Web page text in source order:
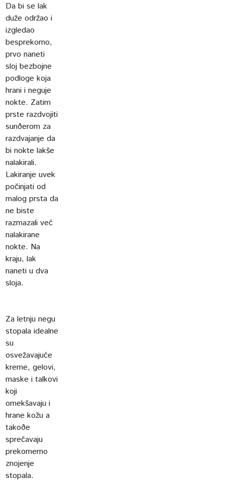
Da bi se lak
duže održao i
izgledao
besprekorno,
prvo naneti
sloj bezbojne
podloge koja
hrani i neguje
nokte. Zatim
prste razdvojiti
sunðerom za
razdvajanje da
bi nokte lakše
nalakirali.
Lakiranje uvek
počinjati od
malog prsta da
ne biste
razmazali već
nalakirane
nokte. Na
kraju, lak
naneti u dva
sloja.
Za letnju negu
stopala idealne
su
osvežavajuće
kreme, gelovi,
maske i talkovi
koji
omekšavaju i
hrane kožu a
takoðe
sprečavaju
prekomerno
znojenje
stopala.